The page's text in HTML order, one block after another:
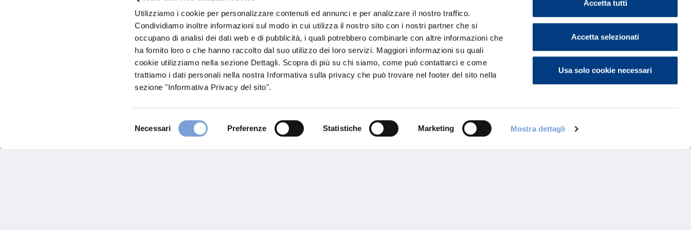
Utilizziamo i cookie per personalizzare contenuti ed annunci e per analizzare il nostro traffico.
Condividiamo inoltre informazioni sul modo in cui utilizza il nostro sito con i nostri partner che si
occupano di analisi dei dati web e di pubblicità, i quali potrebbero combinarle con altre informazioni che
ha fornito loro o che hanno raccolto dal suo utilizzo dei loro servizi. Maggiori informazioni su quali
cookie utilizziamo nella sezione Dettagli. Scopra di più su chi siamo, come può contattarci e come
trattiamo i dati personali nella nostra Informativa sulla privacy che può trovare nel footer del sito nella
sezione "Informativa Privacy del sito".
del
Necessari Preferenze Statistiche Marketing Mostra dettagli
Accetta tutti
Accetta selezionati
Usa solo cookie necessari